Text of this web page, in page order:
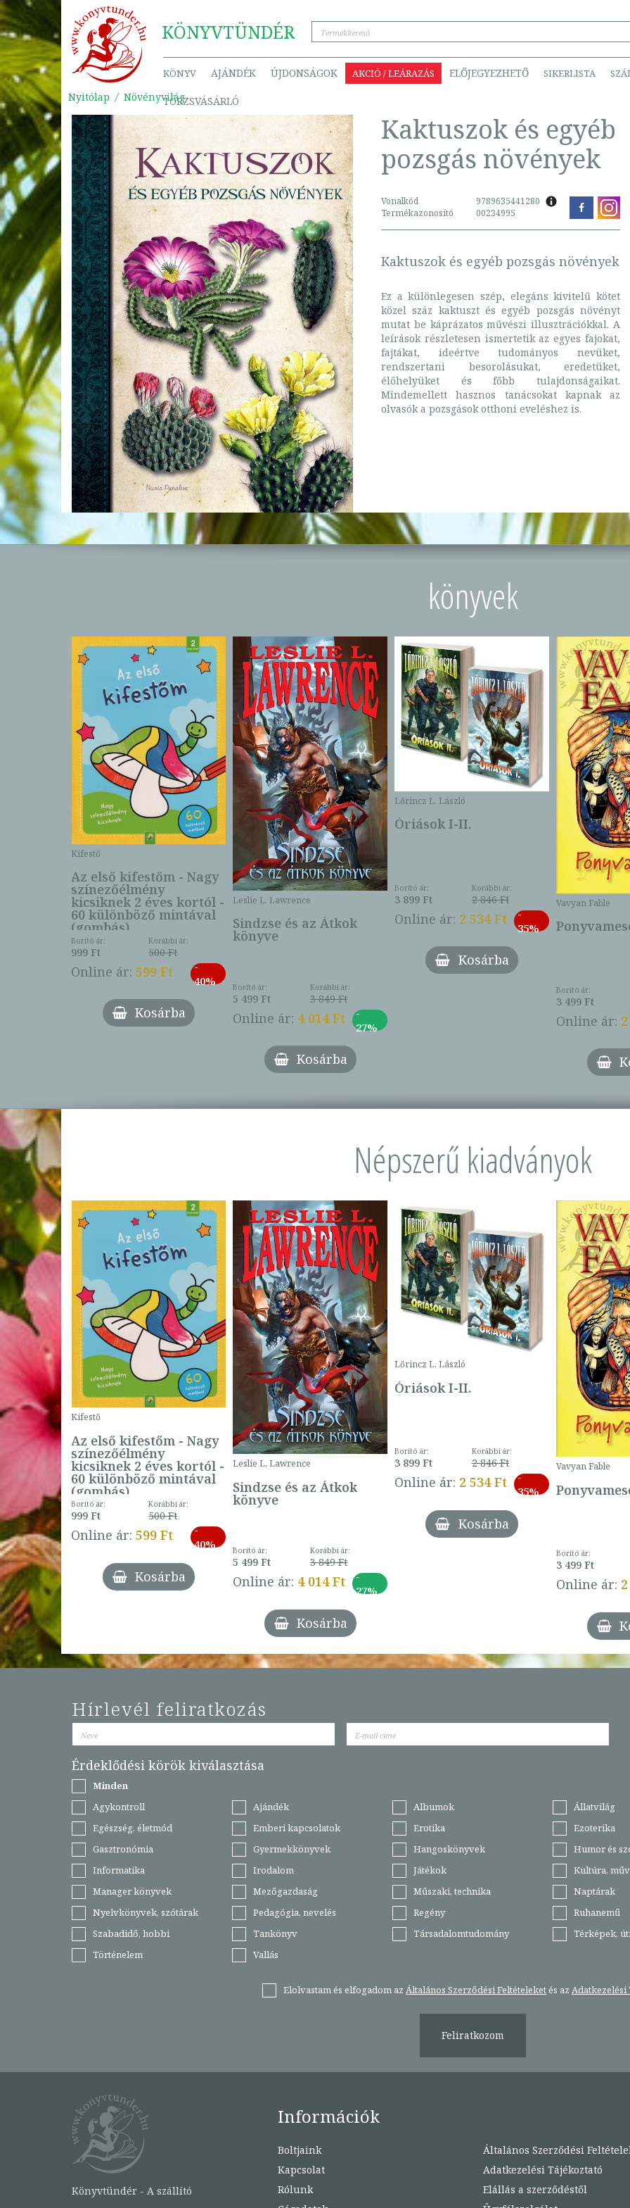
KÖNYVTÜNDÉR
KÖNYV AJÁNDÉK ÚJDONSÁGOK AKCIÓ / LEÁRAZÁS ELŐJEGYEZHETŐ SIKERLISTA
TÖRZSVÁSÁRLÓ
Nyitólap Növényvilág
Kaktuszok és egyéb
pozsgás növények
Vonalkód
9789635441280
Termékazonosító
00234995
Kaktuszok és egyéb pozsgás növények
Ez a különlegesen szép, elegáns kivitelű kötet
közel száz kaktuszt és egyéb pozsgás növényt
mutat be káprázatos művészi illusztrációkkal. A
leírások részletesen ismertetik az egyes fajokat,
fajtákat, ideértve tudományos nevüket,
rendszertani besorolásukat, eredetüket,
élőhelyüket és főbb tulajdonságaikat.
Mindemellett hasznos tanácsokat kapnak az
olvasók a pozsgások otthoni eveléshez is.
könyvek
Kifestő
Az első kifestőm - Nagy
színezőélmény
kicsiknek 2 éves kortól -
60 különböző mintával
(gombás)
Borító ár:
999 Ft
Korábbi ár:
500 Ft
Online ár: 599 Ft
-
40%
Kosárba
Leslie L. Lawrence
Sindzse és az Átkok
könyve
Borító ár:
5 499 Ft
Korábbi ár:
3 849 Ft
Online ár: 4 014 Ft
-
27%
Kosárba
Lőrincz L. László
Óriások I-II.
Borító ár:
3 899 Ft
Korábbi ár:
2 846 Ft
Online ár: 2 534 Ft
-
35%
Kosárba
Vavyan Fable
Borító ár:
3 499 Ft
Online ár:
Népszerű kiadványok
ár:
Ft
Ft
-
27%
Kifestő
Az első kifestőm - Nagy
színezőélmény
kicsiknek 2 éves kortól -
60 különböző mintával
(gombás)
Borító ár:
999 Ft
Korábbi ár:
500 Ft
Online ár: 599 Ft
-
40%
Kosárba
Leslie L. Lawrence
Sindzse és az Átkok
könyve
Borító ár:
5 499 Ft
Korábbi ár:
3 849 Ft
Online ár: 4 014 Ft
-
27%
Kosárba
Lőrincz L. László
Óriások I-II.
Borító ár:
3 899 Ft
Korábbi ár:
2 846 Ft
Online ár: 2 534 Ft
-
35%
Kosárba
Vavyan Fable
Borító ár:
3 499 Ft
Online ár:
Hírlevél feliratkozás
Érdeklődési körök kiválasztása
Minden
Agykontroll
Ajándék Albumok Állatvilág
Egészség, életmód
Emberi kapcsolatok Erotika Ezoterika
Gasztronómia
Gyermekkönyvek Hangoskönyvek Humor és
Informatika
Irodalom Játékok Kultúra,
Manager könyvek
Mezőgazdaság Műszaki, technika Naptárak
Nyelvkönyvek, szótárak
Pedagógia, nevelés Regény Ruhanemű
Szabadidő, hobbi
Tankönyv Társadalomtudomány Térképek,
Történelem
Vallás
Elolvastam és elfogadom az Általános Szerződési Feltételeketés az
Feliratkozom
Könyvtündér - A szállító
Információk
Boltjaink
Kapcsolat
Rólunk
Általános Szerződési
Adatkezelési Tájékoztató
Elállás a szerződéstől